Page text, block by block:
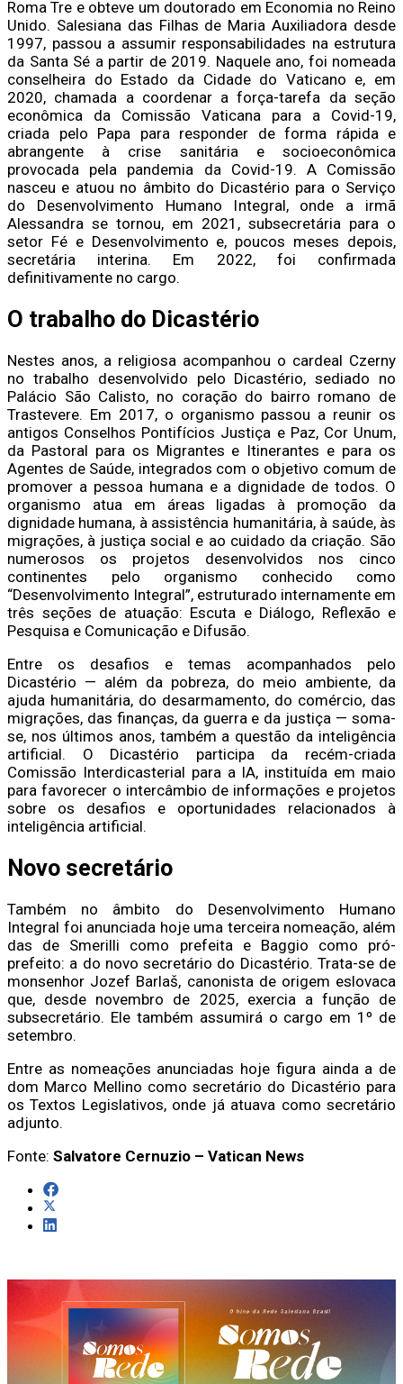
Roma Tre e obteve um doutorado em Economia no Reino
Unido. Salesiana das Filhas de Maria Auxiliadora desde
1997, passou a assumir responsabilidades na estrutura
da Santa Sé a partir de 2019. Naquele ano, foi nomeada
conselheira do Estado da Cidade do Vaticano e, em
2020, chamada a coordenar a força-tarefa da seção
econômica da Comissão Vaticana para a Covid-19,
criada pelo Papa para responder de forma rápida e
abrangente à crise sanitária e socioeconômica
provocada pela pandemia da Covid-19. A Comissão
nasceu e atuou no âmbito do Dicastério para o Serviço
do Desenvolvimento Humano Integral, onde a irmã
Alessandra se tornou, em 2021, subsecretária para o
setor Fé e Desenvolvimento e, poucos meses depois,
secretária interina. Em 2022, foi confirmada
definitivamente no cargo.
O trabalho do Dicastério
Nestes anos, a religiosa acompanhou o cardeal Czerny
no trabalho desenvolvido pelo Dicastério, sediado no
Palácio São Calisto, no coração do bairro romano de
Trastevere. Em 2017, o organismo passou a reunir os
antigos Conselhos Pontifícios Justiça e Paz, Cor Unum,
da Pastoral para os Migrantes e Itinerantes e para os
Agentes de Saúde, integrados com o objetivo comum de
promover a pessoa humana e a dignidade de todos. O
organismo atua em áreas ligadas à promoção da
dignidade humana, à assistência humanitária, à saúde, às
migrações, à justiça social e ao cuidado da criação. São
numerosos os projetos desenvolvidos nos cinco
continentes pelo organismo conhecido como
“Desenvolvimento Integral”, estruturado internamente em
três seções de atuação: Escuta e Diálogo, Reflexão e
Pesquisa e Comunicação e Difusão.
Entre os desafios e temas acompanhados pelo
Dicastério — além da pobreza, do meio ambiente, da
ajuda humanitária, do desarmamento, do comércio, das
migrações, das finanças, da guerra e da justiça — soma-
se, nos últimos anos, também a questão da inteligência
artificial. O Dicastério participa da recém-criada
Comissão Interdicasterial para a IA, instituída em maio
para favorecer o intercâmbio de informações e projetos
sobre os desafios e oportunidades relacionados à
inteligência artificial.
Novo secretário
Também no âmbito do Desenvolvimento Humano
Integral foi anunciada hoje uma terceira nomeação, além
das de Smerilli como prefeita e Baggio como pró-
prefeito: a do novo secretário do Dicastério. Trata-se de
monsenhor Jozef Barlaš, canonista de origem eslovaca
que, desde novembro de 2025, exercia a função de
subsecretário. Ele também assumirá o cargo em 1º de
setembro.
Entre as nomeações anunciadas hoje figura ainda a de
dom Marco Mellino como secretário do Dicastério para
os Textos Legislativos, onde já atuava como secretário
adjunto.
Fonte: Salvatore Cernuzio – Vatican News